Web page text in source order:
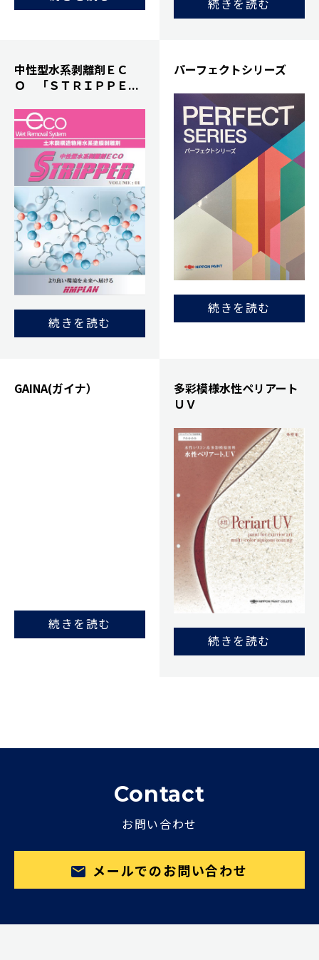
続きを読む
中性型水系剥離剤ＥＣ
Ｏ 「ＳＴＲＩＰＰＥ...
続きを読む
パーフェクトシリーズ
続きを読む
GAINA(ガイナ）
続きを読む
多彩模様水性ペリアート
ＵＶ
続きを読む
Contact
お問い合わせ
メールでのお問い合わせ